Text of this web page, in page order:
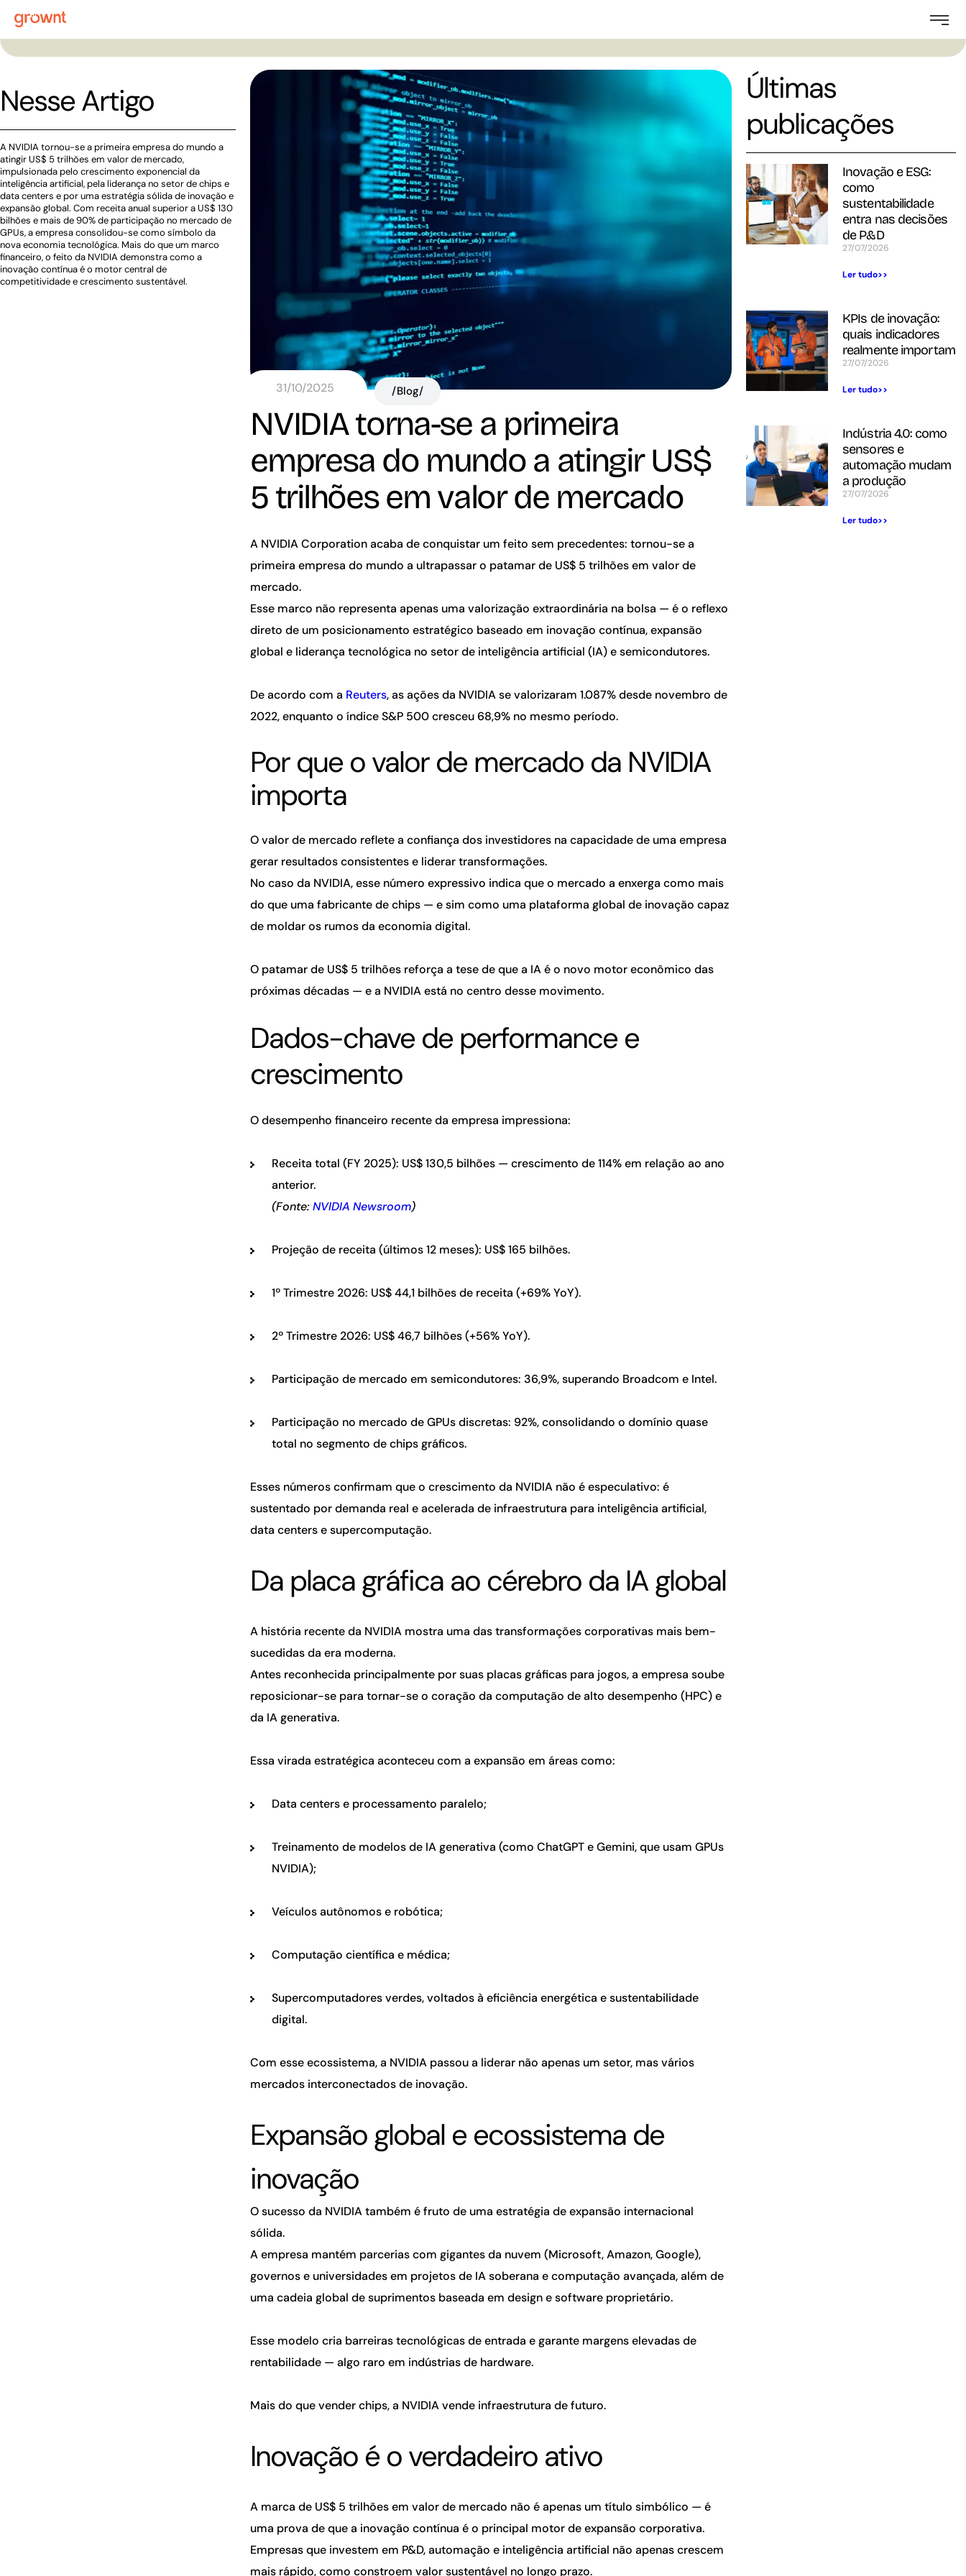
Nesse Artigo
A NVIDIA tornou-se a primeira empresa do mundo a
atingir US$ 5 trilhões em valor de mercado,
impulsionada pelo crescimento exponencial da
inteligência artificial, pela liderança no setor de chips e
data centers e por uma estratégia sólida de inovação e
expansão global. Com receita anual superior a US$ 130
bilhões e mais de 90% de participação no mercado de
GPUs, a empresa consolidou-se como símbolo da
nova economia tecnológica. Mais do que um marco
financeiro, o feito da NVIDIA demonstra como a
inovação contínua é o motor central de
competitividade e crescimento sustentável.
31/10/2025 /Blog/
NVIDIA torna-se a primeira
empresa do mundo a atingir US$
5 trilhões em valor de mercado
A NVIDIA Corporation acaba de conquistar um feito sem precedentes: tornou-se a
primeira empresa do mundo a ultrapassar o patamar de US$ 5 trilhões em valor de
mercado.
Esse marco não representa apenas uma valorização extraordinária na bolsa — é o reflexo
direto de um posicionamento estratégico baseado em inovação contínua, expansão
global e liderança tecnológica no setor de inteligência artificial (IA) e semicondutores.
De acordo com a Reuters, as ações da NVIDIA se valorizaram 1.087% desde novembro de
2022, enquanto o índice S&P 500 cresceu 68,9% no mesmo período.
Por que o valor de mercado da NVIDIA
importa
O valor de mercado reflete a confiança dos investidores na capacidade de uma empresa
gerar resultados consistentes e liderar transformações.
No caso da NVIDIA, esse número expressivo indica que o mercado a enxerga como mais
do que uma fabricante de chips — e sim como uma plataforma global de inovação capaz
de moldar os rumos da economia digital.
O patamar de US$ 5 trilhões reforça a tese de que a IA é o novo motor econômico das
próximas décadas — e a NVIDIA está no centro desse movimento.
Dados-chave de performance e
crescimento
O desempenho financeiro recente da empresa impressiona:
Receita total (FY 2025): US$ 130,5 bilhões — crescimento de 114% em relação ao ano
anterior.
(Fonte:NVIDIA Newsroom)
Projeção de receita (últimos 12 meses): US$ 165 bilhões.
1º Trimestre 2026: US$ 44,1 bilhões de receita (+69% YoY).
2º Trimestre 2026: US$ 46,7 bilhões (+56% YoY).
Participação de mercado em semicondutores: 36,9%, superando Broadcom e Intel.
Participação no mercado de GPUs discretas: 92%, consolidando o domínio quase
total no segmento de chips gráficos.
Esses números confirmam que o crescimento da NVIDIA não é especulativo: é
sustentado por demanda real e acelerada de infraestrutura para inteligência artificial,
data centers e supercomputação.
Da placa gráfica ao cérebro da IA global
A história recente da NVIDIA mostra uma das transformações corporativas mais bem-
sucedidas da era moderna.
Antes reconhecida principalmente por suas placas gráficas para jogos, a empresa soube
reposicionar-se para tornar-se o coração da computação de alto desempenho (HPC) e
da IA generativa.
Essa virada estratégica aconteceu com a expansão em áreas como:
Data centers e processamento paralelo;
Treinamento de modelos de IA generativa (como ChatGPT e Gemini, que usam GPUs
NVIDIA);
Veículos autônomos e robótica;
Computação científica e médica;
Supercomputadores verdes, voltados à eficiência energética e sustentabilidade
digital.
Com esse ecossistema, a NVIDIA passou a liderar não apenas um setor, mas vários
mercados interconectados de inovação.
Expansão global e ecossistema de
inovação
O sucesso da NVIDIA também é fruto de uma estratégia de expansão internacional
sólida.
A empresa mantém parcerias com gigantes da nuvem (Microsoft, Amazon, Google),
governos e universidades em projetos de IA soberana e computação avançada, além de
uma cadeia global de suprimentos baseada em design e software proprietário.
Esse modelo cria barreiras tecnológicas de entrada e garante margens elevadas de
rentabilidade — algo raro em indústrias de hardware.
Mais do que vender chips, a NVIDIA vende infraestrutura de futuro.
Inovação é o verdadeiro ativo
A marca de US$ 5 trilhões em valor de mercado não é apenas um título simbólico — é
uma prova de que a inovação contínua é o principal motor de expansão corporativa.
Empresas que investem em P&D, automação e inteligência artificial não apenas crescem
mais rápido, como constroem valor sustentável no longo prazo.
Últimas
publicações
Inovação e ESG:
como
sustentabilidade
entra nas decisões
de P&D
27/07/2026
Ler tudo>>
KPIs de inovação:
quais indicadores
realmente importam
27/07/2026
Ler tudo>>
Indústria 4.0: como
sensores e
automação mudam
a produção
27/07/2026
Ler tudo>>